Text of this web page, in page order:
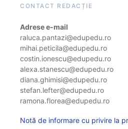
CONTACT REDACȚIE
Adrese e-mail
raluca.pantazi@edupedu.ro
mihai.peticila@edupedu.ro
costin.ionescu@edupedu.ro
alexa.stanescu@edupedu.ro
diana.ghimisi@edupedu.ro
stefan.lefter@edupedu.ro
ramona.florea@edupedu.ro
Notă de informare cu privire la